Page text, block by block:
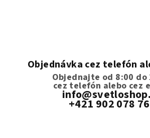
Objednávka cez telefón
Objednajte od 8:00 do
cez telefón alebo cez
+421 902 078